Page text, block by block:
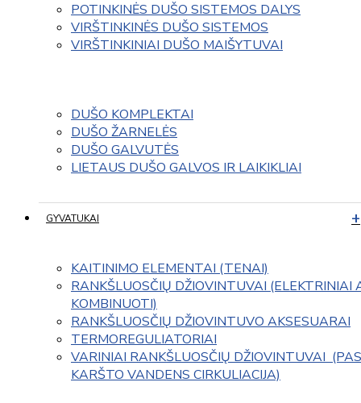
POTINKINĖS DUŠO SISTEMOS DALYS
VIRŠTINKINĖS DUŠO SISTEMOS
VIRŠTINKINIAI DUŠO MAIŠYTUVAI
DUŠO KOMPLEKTAI
DUŠO ŽARNELĖS
DUŠO GALVUTĖS
LIETAUS DUŠO GALVOS IR LAIKIKLIAI
GYVATUKAI
KAITINIMO ELEMENTAI (TENAI)
RANKŠLUOSČIŲ DŽIOVINTUVAI (ELEKTRINIAI
KOMBINUOTI)
RANKŠLUOSČIŲ DŽIOVINTUVO AKSESUARAI
TERMOREGULIATORIAI
VARINIAI RANKŠLUOSČIŲ DŽIOVINTUVAI
KARŠTO VANDENS CIRKULIACIJA)